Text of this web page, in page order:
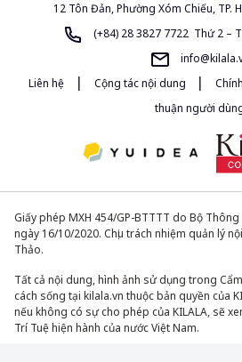
12 Tôn Đản, Phường Xóm Chiếu, TP.
(+84) 28 3827 7722 Thứ 2 –
Liên hệ
| Cộng tác nội dung |
thuận người
Giấy phép MXH 454/GP-BTTTT do Bộ
ngày 16/10/2020. Chịu trách nhiệm quản lý
Thảo.
Tất cả nội dung, hình ảnh sử dụng trong
cách sống tại kilala.vn thuộc bản quyền của
nếu không có sự cho phép của KILALA, sẽ
Trí Tuệ hiện hành của nước Việt Nam.